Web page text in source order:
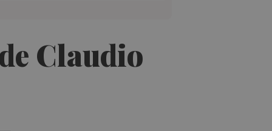
Claudio